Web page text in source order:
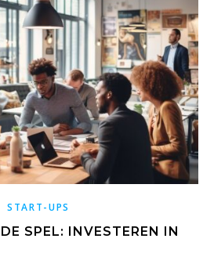
START-UPS
SPEL: INVESTEREN IN